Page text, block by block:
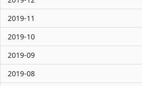
2019-11
2019-10
2019-09
2019-08